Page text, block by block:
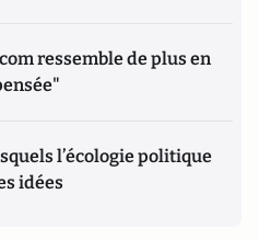
ressemble de plus en
l’écologie politique
idées